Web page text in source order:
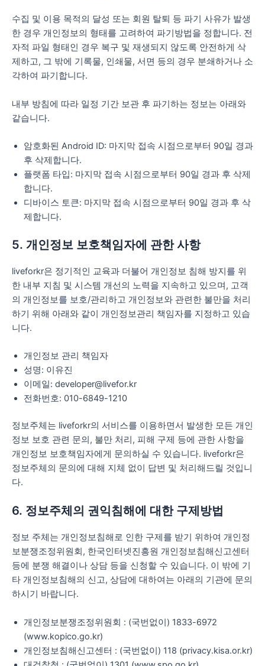
수집 및 이용 목적의 달성 또는 회원 탈퇴 등 파기 사유가 발생
한 경우 개인정보의 형태를 고려하여 파기방법을 정합니다. 전
자적 파일 형태인 경우 복구 및 재생되지 않도록 안전하게 삭
제하고, 그 밖에 기록물, 인쇄물, 서면 등의 경우 분쇄하거나 소
각하여 파기합니다.
내부 방침에 따라 일정 기간 보관 후 파기하는 정보는 아래와
같습니다.
암호화된 Android ID: 마지막 접속 시점으로부터 90일 경과
후 삭제합니다.
플랫폼 타입: 마지막 접속 시점으로부터 90일 경과 후 삭제
합니다.
디바이스 토큰: 마지막 접속 시점으로부터 90일 경과 후 삭
제합니다.
5. 개인정보 보호책임자에 관한 사항
liveforkr은 정기적인 교육과 더불어 개인정보 침해 방지를 위
한 내부 지침 및 시스템 개선의 노력을 지속하고 있으며, 고객
의 개인정보를 보호/관리하고 개인정보와 관련한 불만을 처리
하기 위해 아래와 같이 개인정보관리 책임자를 지정하고 있습
니다.
개인정보 관리 책임자
성명: 이유진
이메일: developer@livefor.kr
전화번호: 010-6849-1210
정보주체는 liveforkr의 서비스를 이용하면서 발생한 모든 개인
정보 보호 관련 문의, 불만 처리, 피해 구제 등에 관한 사항을
개인정보 보호책임자에게 문의하실 수 있습니다. liveforkr은
정보주체의 문의에 대해 지체 없이 답변 및 처리해드릴 것입니
다.
6. 정보주체의 권익침해에 대한 구제방법
정보 주체는 개인정보침해로 인한 구제를 받기 위하여 개인정
보분쟁조정위원회, 한국인터넷진흥원 개인정보침해신고센터
등에 분쟁 해결이나 상담 등을 신청할 수 있습니다. 이 밖에 기
타 개인정보침해의 신고, 상담에 대하여는 아래의 기관에 문의
하시기 바랍니다.
개인정보분쟁조정위원회 : (국번없이) 1833-6972
(www.kopico.go.kr)
개인정보침해신고센터 : (국번없이) 118 (privacy.kisa.or.kr)